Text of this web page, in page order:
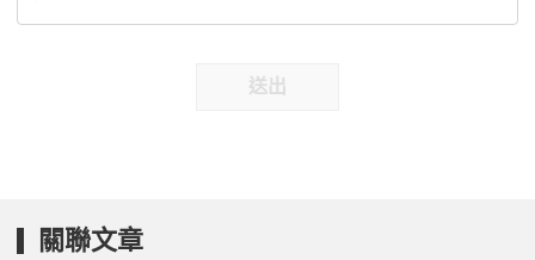
送出
關聯文章